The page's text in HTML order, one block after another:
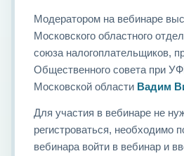
Модератором на вебинаре
Московского областного
союза налогоплательщиков,
Общественного совета при
Московской области Вадим
Для участия в вебинаре не
регистроваться, необходимо
вебинара войти в вебинар и